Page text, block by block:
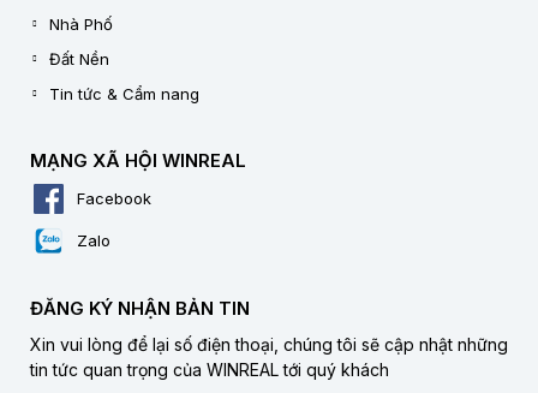
Nhà Phố
Đất Nền
Tin tức & Cẩm nang
MẠNG XÃ HỘI WINREAL
Facebook
Zalo
ĐĂNG KÝ NHẬN BẢN TIN
Xin vui lòng để lại số điện thoại, chúng tôi sẽ cập nhật những
tin tức quan trọng của WINREAL tới quý khách